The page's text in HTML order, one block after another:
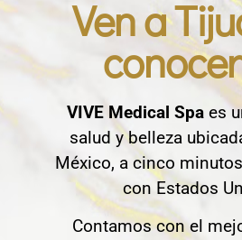
Ven a
VIVE Medical Spa es
salud y belleza
México, a cinco
con Estados
Contamos con el